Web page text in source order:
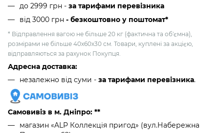
до 2999 грн - за тарифами перевізника
від 3000 грн - безкоштовно у поштомат*
* Відправлення вагою не більше 20 кг (фактична та об'ємна),
розмірами не більше 40х60х30 см. Товари, куплені за акцією,
відправляються за рахунок Покупця.
Адресна доставка:
незалежно від суми - за тарифами перевізника.
Самовивіз в м. Дніпро: **
магазин «ALP Коллекція пригод» (вул.Набережна